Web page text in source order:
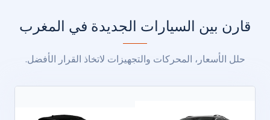
قارن بين السيارات الجديدة في المغرب
حلل الأسعار، المحركات والتجهيزات لاتخاذ القرار الأفضل.